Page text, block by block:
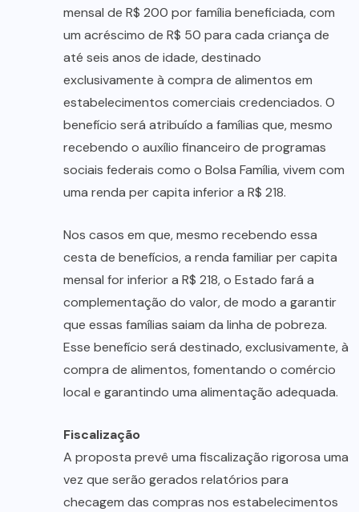
mensal de R$ 200 por família beneficiada, com
um acréscimo de R$ 50 para cada criança de
até seis anos de idade, destinado
exclusivamente à compra de alimentos em
estabelecimentos comerciais credenciados. O
benefício será atribuído a famílias que, mesmo
recebendo o auxílio financeiro de programas
sociais federais como o Bolsa Família, vivem com
uma renda per capita inferior a R$ 218.
Nos casos em que, mesmo recebendo essa
cesta de benefícios, a renda familiar per capita
mensal for inferior a R$ 218, o Estado fará a
complementação do valor, de modo a garantir
que essas famílias saiam da linha de pobreza.
Esse benefício será destinado, exclusivamente, à
compra de alimentos, fomentando o comércio
local e garantindo uma alimentação adequada.
Fiscalização
A proposta prevê uma fiscalização rigorosa uma
vez que serão gerados relatórios para
checagem das compras nos estabelecimentos